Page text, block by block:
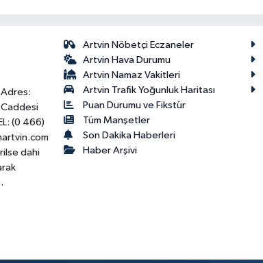
Adres:
Caddesi
(0 466)
dahi
Artvin Nöbetçi Eczaneler
Artvin Hava Durumu
Artvin Namaz Vakitleri
Artvin Trafik Yoğunluk Haritası
Puan Durumu ve Fikstür
Tüm Manşetler
Son Dakika Haberleri
Haber Arşivi